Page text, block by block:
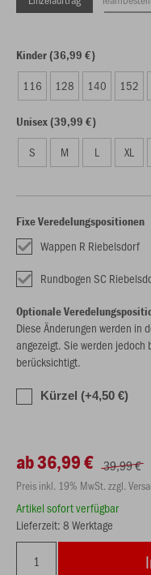
Kinder (36,99 €)
116 128 140 152
Unisex (39,99 €)
S M L XL
Fixe Veredelungspositionen
Wappen R Riebelsdorf
Rundbogen SC
Optionale
Diese Änderungen werden in
angezeigt. Sie werden jedoch
berücksichtigt.
Kürzel (+4,50 €)
ab 36,99 € 39,99 €
Preis inkl. 19% MwSt. zzgl.
Artikel sofort verfügbar
Lieferzeit: 8 Werktage